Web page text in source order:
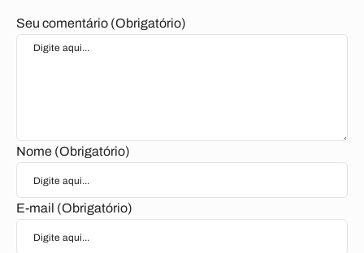
Seu comentário (Obrigatório)
Nome (Obrigatório)
E-mail (Obrigatório)